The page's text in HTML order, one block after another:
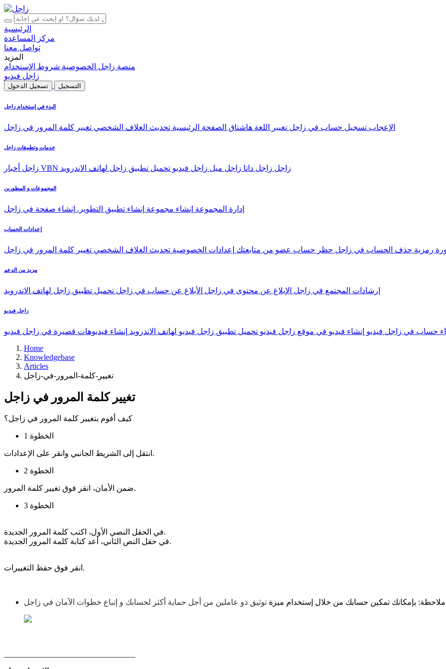
الرئيسية
مركز المساعدة
تواصل معنا
المزيد
منصة زاجل الخصوصية شروط الإستخدام
زاجل فيديو
تسجيل الدخول التسجيل
البدء في إستخدام زاجل
الإعجاب تسجيل حساب في زاجل تغيير اللغة هاشتاق الصفحة الرئيسية تحديث الغلاف الشخصي تغيير كلمة المرور في زاجل
خدمات وتطبيقات زاجل
VBN زاجل زاجل داتا زاجل ميل زاجل فيديو تحميل تطبيق زاجل لهاتف الاندرويد
المجموعات و المطورين
إدارة المجموعة إنشاء مجموعة إنشاء تطبيق التطوير. إنشاء صفحة في زاجل
إعدادات الحساب
رمزية حذف الحساب في زاجل حظر حساب عضو من متابعتك إعدادات الخصوصية تحديث الغلاف الشخصي تغيير كلمة المرور في زاجل
مزيد من الدعم
إرشادات المجتمع في زاجل الإبلاغ عن محتوى في زاجل الأبلاغ عن حساب في زاجل تحميل تطبيق زاجل لهاتف الاندرويد
زاجل فيديو
حساب في زاجل فيديو إنشاء فيديو في موقع زاجل فيديو تحميل تطبيق زاجل فيديو لهاتف الاندرويد إنشاء فيديوهات قصيرة في زاجل فيديو
Home
Knowledgebase
Articles
تغيير-كلمة-المرور-في-زاجل
تغيير كلمة المرور في زاجل
كيف أقوم بتغيير كلمة المرور في زاجل؟
الخطوة 1
انتقل إلى الشريط الجانبي وانقر على الإعدادات.
الخطوة 2
ضمن الأمان، انقر فوق تغيير كلمة المرور.
الخطوة 3
في الحقل النصي الأول، اكتب كلمة المرور الجديدة.
في حقل النص الثاني، أعد كتابة كلمة المرور الجديدة.
انقر فوق حفظ التغييرات.
ملاحظة: بإمكانك تمكين حسابك من خلال إستخدام ميزة